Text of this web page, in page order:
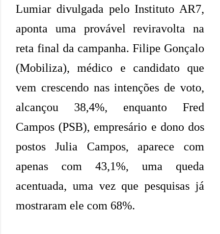
Lumiar divulgada pelo Instituto AR7,
aponta uma provável reviravolta na
reta final da campanha. Filipe Gonçalo
(Mobiliza), médico e candidato que
vem crescendo nas intenções de voto,
alcançou 38,4%, enquanto Fred
Campos (PSB), empresário e dono dos
postos Julia Campos, aparece com
apenas com 43,1%, uma queda
acentuada, uma vez que pesquisas já
mostraram ele com 68%.